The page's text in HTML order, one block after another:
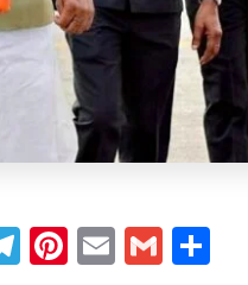
Telegram
Pinterest
EmailGmail